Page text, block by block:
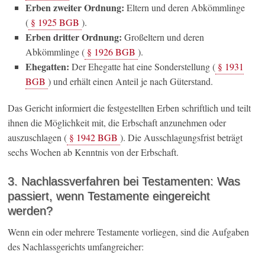
Erben zweiter Ordnung: Eltern und deren Abkömmlinge
( § 1925 BGB ).
Erben dritter Ordnung: Großeltern und deren
Abkömmlinge ( § 1926 BGB ).
Ehegatten: Der Ehegatte hat eine Sonderstellung ( § 1931
BGB ) und erhält einen Anteil je nach Güterstand.
Das Gericht informiert die festgestellten Erben schriftlich und teilt
ihnen die Möglichkeit mit, die Erbschaft anzunehmen oder
auszuschlagen ( § 1942 BGB ). Die Ausschlagungsfrist beträgt
sechs Wochen ab Kenntnis von der Erbschaft.
3. Nachlassverfahren bei Testamenten: Was
passiert, wenn Testamente eingereicht
werden?
Wenn ein oder mehrere Testamente vorliegen, sind die Aufgaben
des Nachlassgerichts umfangreicher: